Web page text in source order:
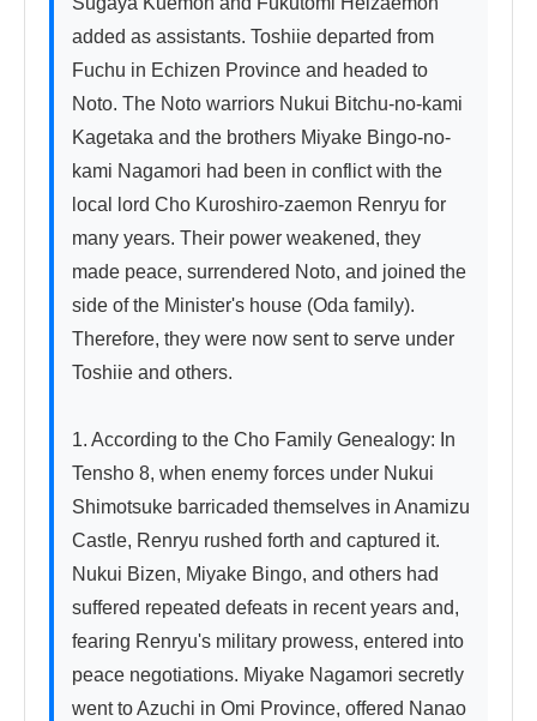
added as assistants. Toshiie departed from
Fuchu in Echizen Province and headed to
Noto. The Noto warriors Nukui Bitchu-no-kami
Kagetaka and the brothers Miyake Bingo-no-
kami Nagamori had been in conflict with the
local lord Cho Kuroshiro-zaemon Renryu for
many years. Their power weakened, they
made peace, surrendered Noto, and joined the
side of the Minister's house (Oda family).
Therefore, they were now sent to serve under
Toshiie and others.
1. According to the Cho Family Genealogy: In
Tensho 8, when enemy forces under Nukui
Shimotsuke barricaded themselves in Anamizu
Castle, Renryu rushed forth and captured it.
Nukui Bizen, Miyake Bingo, and others had
suffered repeated defeats in recent years and,
fearing Renryu's military prowess, entered into
peace negotiations. Miyake Nagamori secretly
went to Azuchi in Omi Province, offered Nanao